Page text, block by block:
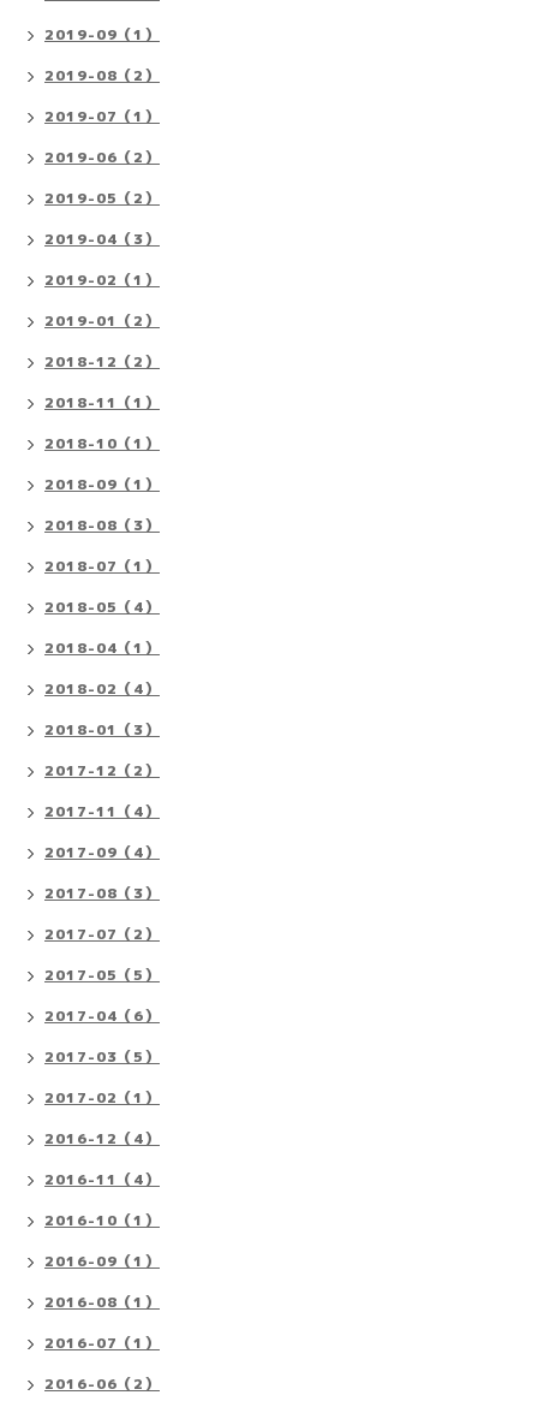
2019-09（1）
2019-08（2）
2019-07（1）
2019-06（2）
2019-05（2）
2019-04（3）
2019-02（1）
2019-01（2）
2018-12（2）
2018-11（1）
2018-10（1）
2018-09（1）
2018-08（3）
2018-07（1）
2018-05（4）
2018-04（1）
2018-02（4）
2018-01（3）
2017-12（2）
2017-11（4）
2017-09（4）
2017-08（3）
2017-07（2）
2017-05（5）
2017-04（6）
2017-03（5）
2017-02（1）
2016-12（4）
2016-11（4）
2016-10（1）
2016-09（1）
2016-08（1）
2016-07（1）
2016-06（2）